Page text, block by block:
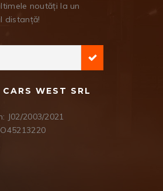
noutăți la un
distanță!
CARS WEST SRL
J02/2003/2021